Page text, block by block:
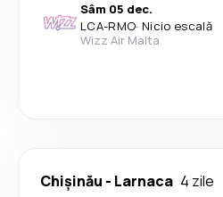
Sâm 05 dec.
LCA-RMO· Nicio escală
Wizz Air Malta
Chişinău - Larnaca 4 zile